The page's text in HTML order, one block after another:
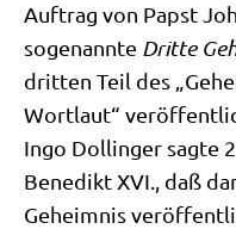
Auf­trag von Papst
soge­nann­te Drit­te
drit­ten Teil des
Wort­laut“
Ingo Dol­lin­ger sag­te
Bene­dikt XVI., daß
Geheim­nis